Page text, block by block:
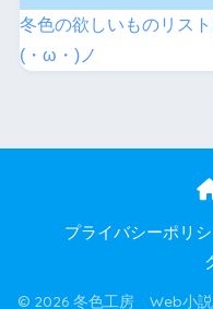
冬色の欲しいものリス
(・ω・)ノ
プライバシーポリ
© 2026 冬色工房 Web小説